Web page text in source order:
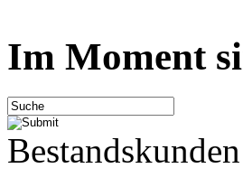
Im Moment